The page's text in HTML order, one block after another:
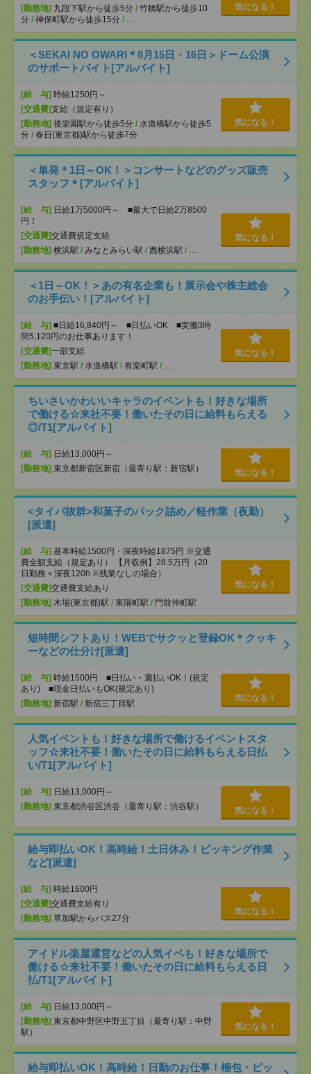
[勤務地] 九段下駅から徒歩5分 / 竹橋駅から徒歩10
分 / 神保町駅から徒歩15分 / …
気になる！
＜SEKAI NO OWARI＊8月15日・16日＞ドーム公演
のサポートバイト[アルバイト]
[給 与] 時給1250円～
[交通費]支給（規定有り）
[勤務地] 後楽園駅から徒歩5分 / 水道橋駅から徒歩5
分 / 春日(東京都)駅から徒歩7分
気になる！
＜単発＊1日～OK！＞コンサートなどのグッズ販売
スタッフ＊[アルバイト]
[給 与] 日給1万5000円～ ■最大で日給2万8500
円！
[交通費]交通費規定支給
[勤務地] 横浜駅 / みなとみらい駅 / 西横浜駅 / …
気になる！
＜1日～OK！＞あの有名企業も！展示会や株主総会
のお手伝い！[アルバイト]
[給 与] ■日給16,840円～ ■日払いOK ■実働3時
間5,120円のお仕事あります！
[交通費]一部支給
[勤務地] 東京駅 / 水道橋駅 / 有楽町駅 / …
気になる！
ちいさいかわいいキャラのイベントも！好きな場所
で働ける☆来社不要！働いたその日に給料もらえる
◎/T1[アルバイト]
[給 与] 日給13,000円～
[勤務地] 東京都新宿区新宿（最寄り駅：新宿駅） 気になる！
<タイパ抜群>和菓子のパック詰め／軽作業（夜勤）
[派遣]
[給 与] 基本時給1500円・深夜時給1875円 ※交通
費全額支給（規定あり） 【月収例】28.5万円（20
日勤務＋深夜120h ※残業なしの場合）
[交通費]交通費支給あり
[勤務地] 木場(東京都)駅 / 東陽町駅 / 門前仲町駅
気になる！
短時間シフトあり！WEBでサクッと登録OK＊クッキ
ーなどの仕分け[派遣]
[給 与] 時給1500円 ■日払い・週払いOK！(規定
あり) ■現金日払いもOK(規定あり)
[勤務地] 新宿駅 / 新宿三丁目駅
気になる！
人気イベントも！好きな場所で働けるイベントスタ
ッフ☆来社不要！働いたその日に給料もらえる日払
い/T1[アルバイト]
[給 与] 日給13,000円～
[勤務地] 東京都渋谷区渋谷（最寄り駅：渋谷駅） 気になる！
給与即払いOK！高時給！土日休み！ピッキング作業
など[派遣]
[給 与] 時給1600円
[交通費]交通費支給有り
[勤務地] 草加駅からバス27分
気になる！
アイドル楽屋運営などの人気イベも！好きな場所で
働ける☆来社不要！働いたその日に給料もらえる日
払/T1[アルバイト]
[給 与] 日給13,000円～
[勤務地] 東京都中野区中野五丁目（最寄り駅：中野
駅）
気になる！
給与即払いOK！高時給！日勤のお仕事！梱包・ピッ